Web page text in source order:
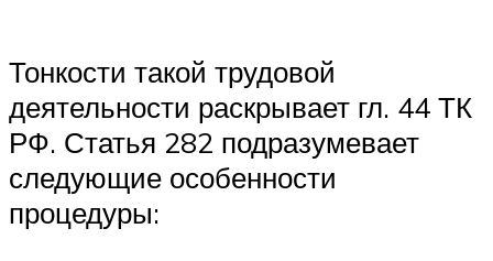
Тонкости такой трудовой
деятельности раскрывает гл. 44 ТК
РФ. Статья 282 подразумевает
следующие особенности
процедуры: